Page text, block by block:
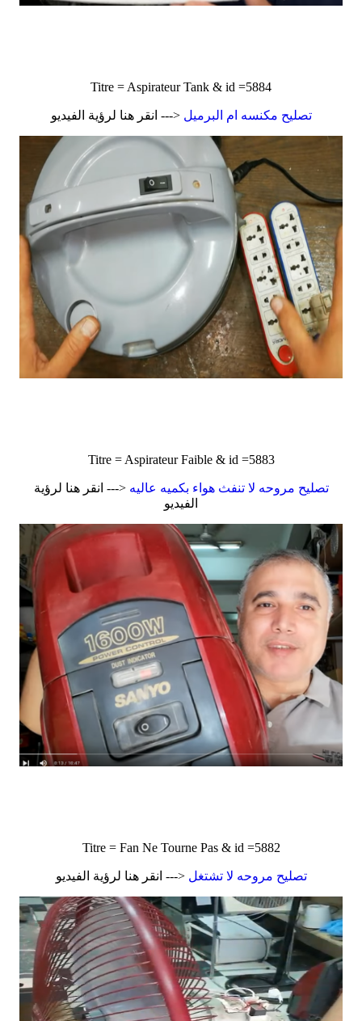
Titre = Aspirateur Tank & id =5884
تصليح مكنسه ام البرميل<--- انقر هنا لرؤية الفيديو
Titre = Aspirateur Faible & id =5883
تصليح مروحه لا تنفث هواء بكميه عاليه <--- انقر هنا لرؤية
الفيديو
Titre = Fan Ne Tourne Pas & id =5882
تصليح مروحه لا تشتغل <--- انقر هنا لرؤية الفيديو